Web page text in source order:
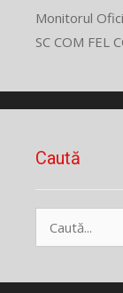
Monitorul
SC COM FEL
Caută
după: